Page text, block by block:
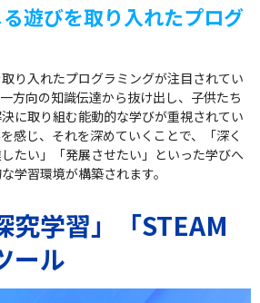
遊びを取り入れたプログ
り入れたプログラミングが注目されてい
方向の知識伝達から抜け出し、子供たち
に取り組む能動的な学びが重視されてい
感じ、それを深めていくことで、「深く
たい」「発展させたい」といった学びへ
学習環境が構築されます。
究学習」「STEAM
ール